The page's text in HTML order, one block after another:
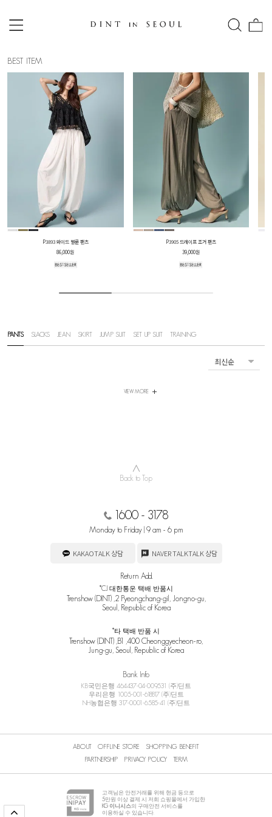
BEST ITEM
P3893 와이드 벌룬 팬츠
86,000원
P3905 드레이프 조거 팬츠
39,000원
PANTS SLACKS JEAN SKIRT JUMP SUIT SET UP SUIT TRAINING
VIEW MORE
∧
Back to Top
1600 - 3178
Monday to Friday | 9 am - 6 pm
KAKAOTALK 상담 NAVER TALKTALK 상담
Return Add.
*CJ 대한통운 택배 반품시
Trenshow (DINT) ,2 Pyeongchang-gil, Jongno-gu,
Seoul, Republic of Korea
*타 택배 반품 시
Trenshow (DINT) ,B1 ,400 Cheonggyecheon-ro,
Jung-gu, Seoul, Republic of Korea
Bank Info
KB국민은행 464437-04-009531 (주)딘트
우리은행 1005-001-618817 (주)딘트
NH농협은행 317-0001-6585-41 (주)딘트
ABOUT OFFLINE STORE
SHOPPING BENEFIT
PARTNERSHIP
PRIVACY POLICY TERM
고객님은 안전거래를 위해 현금 등으로
5만원 이상 결제 시 저희 쇼핑몰에서 가입한
KG 이니시스의 구매안전 서비스를
이용하실 수 있습니다.